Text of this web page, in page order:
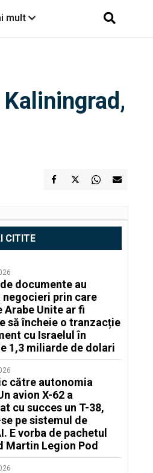
mult
CITITE
documente au
prin care
Arabe Unite ar fi
să încheie o tranzacție
cu Israelul în
1,3 miliarde de dolari
către autonomia
avion X-62 a
cu succes un T-38,
pe sistemul de
E vorba de pachetul
Martin Legion Pod